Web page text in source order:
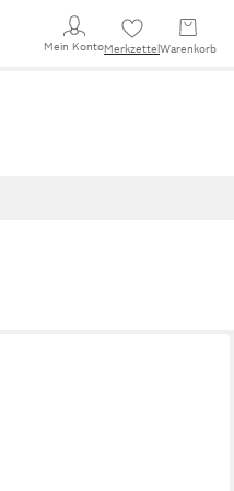
Mein KontoMerkzettel Warenkorb